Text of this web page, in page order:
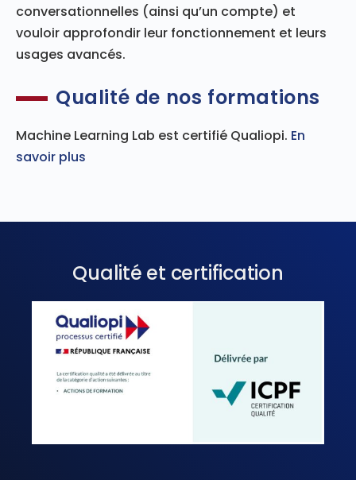
conversationnelles (ainsi qu’un compte) et
vouloir approfondir leur fonctionnement et leurs
usages avancés.
Qualité de nos formations
Machine Learning Lab est certifié Qualiopi. En
savoir plus
Qualité et certification